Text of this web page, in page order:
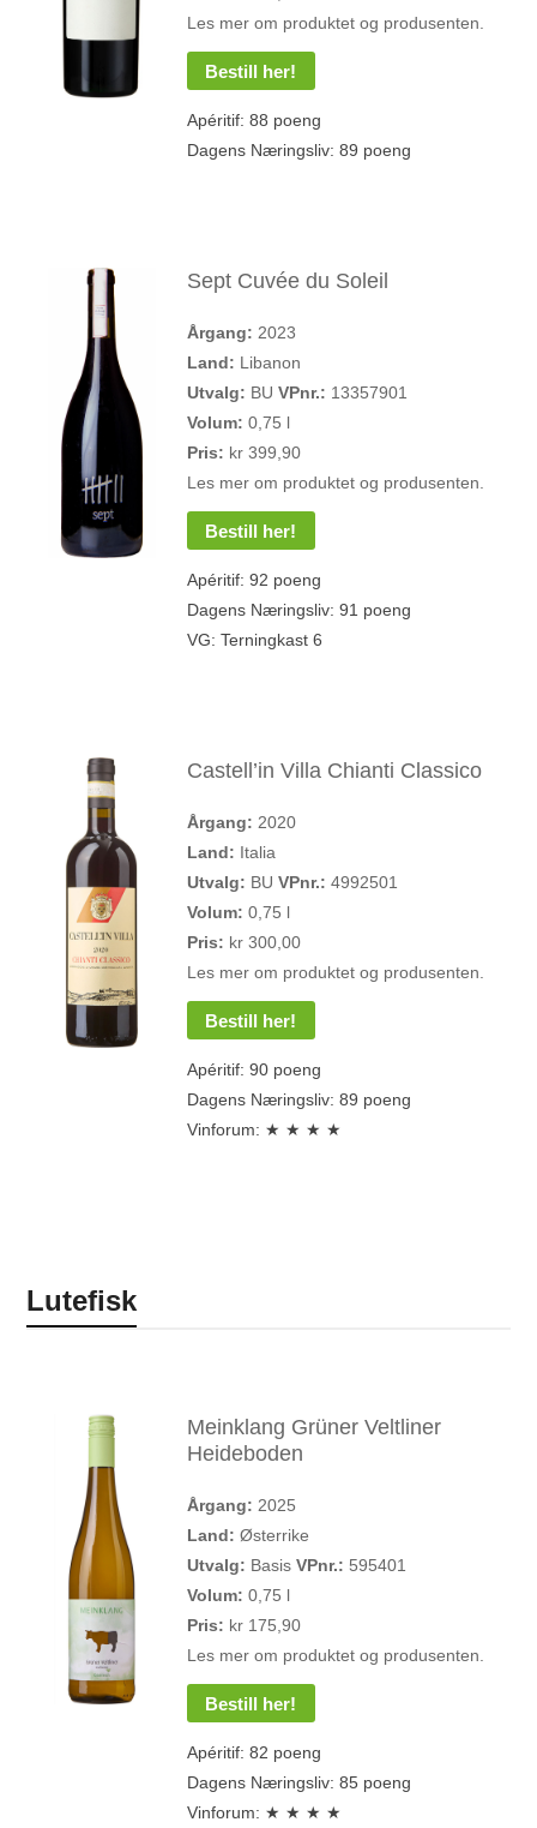
Les mer om produktet og produsenten.
Bestill her!
Apéritif: 88 poeng
Dagens Næringsliv: 89 poeng
Sept Cuvée du Soleil
Årgang: 2023
Land: Libanon
Utvalg: BU VPnr.: 13357901
Volum: 0,75 l
Pris: kr 399,90
Les mer om produktet og produsenten.
Bestill her!
Apéritif: 92 poeng
Dagens Næringsliv: 91 poeng
VG: Terningkast 6
Castell’in Villa Chianti Classico
Årgang: 2020
Land: Italia
Utvalg: BU VPnr.: 4992501
Volum: 0,75 l
Pris: kr 300,00
Les mer om produktet og produsenten.
Bestill her!
Apéritif: 90 poeng
Dagens Næringsliv: 89 poeng
Vinforum: ★ ★ ★ ★
Lutefisk
Meinklang Grüner Veltliner
Heideboden
Årgang: 2025
Land: Østerrike
Utvalg: Basis VPnr.: 595401
Volum: 0,75 l
Pris: kr 175,90
Les mer om produktet og produsenten.
Bestill her!
Apéritif: 82 poeng
Dagens Næringsliv: 85 poeng
Vinforum: ★ ★ ★ ★